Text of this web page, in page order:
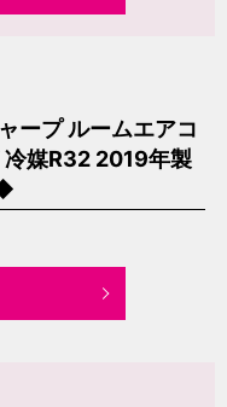
ープ ルームエアコ
媒R32 2019年製